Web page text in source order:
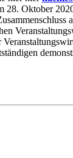
28. Oktober